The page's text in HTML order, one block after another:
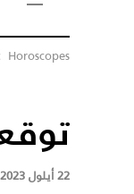
Horoscopes
22 أيلول 2023